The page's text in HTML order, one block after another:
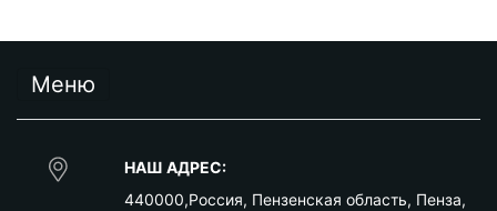
Меню
НАШ АДРЕС:
440000,Россия, Пензенская область, Пенза,